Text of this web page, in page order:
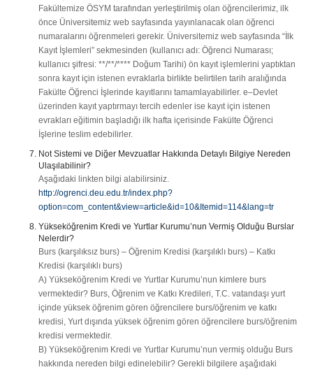
Fakültemize ÖSYM tarafından yerleştirilmiş olan öğrencilerimiz, ilk
önce Üniversitemiz web sayfasında yayınlanacak olan öğrenci
numaralarını öğrenmeleri gerekir. Üniversitemiz web sayfasında “İlk
Kayıt İşlemleri” sekmesinden (kullanıcı adı: Öğrenci Numarası;
kullanıcı şifresi: **/**/**** Doğum Tarihi) ön kayıt işlemlerini yaptıktan
sonra kayıt için istenen evraklarla birlikte belirtilen tarih aralığında
Fakülte Öğrenci İşlerinde kayıtlarını tamamlayabilirler. e–Devlet
üzerinden kayıt yaptırmayı tercih edenler ise kayıt için istenen
evrakları eğitimin başladığı ilk hafta içerisinde Fakülte Öğrenci
İşlerine teslim edebilirler.
Not Sistemi ve Diğer Mevzuatlar Hakkında Detaylı Bilgiye Nereden
Ulaşılabilinir?
Aşağıdaki linkten bilgi alabilirsiniz.
http://ogrenci.deu.edu.tr/index.php?
option=com_content&view=article&id=10&Itemid=114&lang=tr
Yükseköğrenim Kredi ve Yurtlar Kurumu’nun Vermiş Olduğu Burslar
Nelerdir?
Burs (karşılıksız burs) – Öğrenim Kredisi (karşılıklı burs) – Katkı
Kredisi (karşılıklı burs)
A) Yükseköğrenim Kredi ve Yurtlar Kurumu’nun kimlere burs
vermektedir? Burs, Öğrenim ve Katkı Kredileri, T.C. vatandaşı yurt
içinde yüksek öğrenim gören öğrencilere burs/öğrenim ve katkı
kredisi, Yurt dışında yüksek öğrenim gören öğrencilere burs/öğrenim
kredisi vermektedir.
B) Yükseköğrenim Kredi ve Yurtlar Kurumu’nun vermiş olduğu Burs
hakkında nereden bilgi edinelebilir? Gerekli bilgilere aşağıdaki